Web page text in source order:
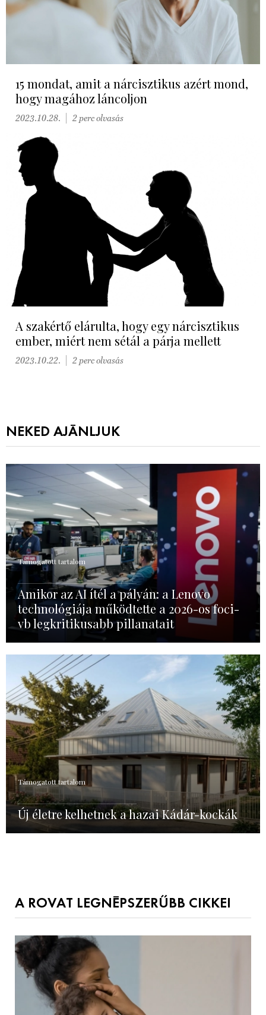
15 mondat, amit a nárcisztikus azért mond,
hogy magához láncoljon
2023.10.28. 2 perc olvasás
A szakértő elárulta, hogy egy nárcisztikus
ember, miért nem sétál a párja mellett
2023.10.22. 2 perc olvasás
NEKED AJÁNLJUK
Támogatott tartalom
Amikor az AI ítél a pályán: a Lenovo
technológiája működtette a 2026-os foci-
vb legkritikusabb pillanatait
Támogatott tartalom
Új életre kelhetnek a hazai Kádár-kockák
A ROVAT LEGNÉPSZERŰBB CIKKEI